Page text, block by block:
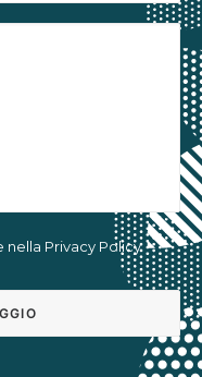
nella Privacy Policy